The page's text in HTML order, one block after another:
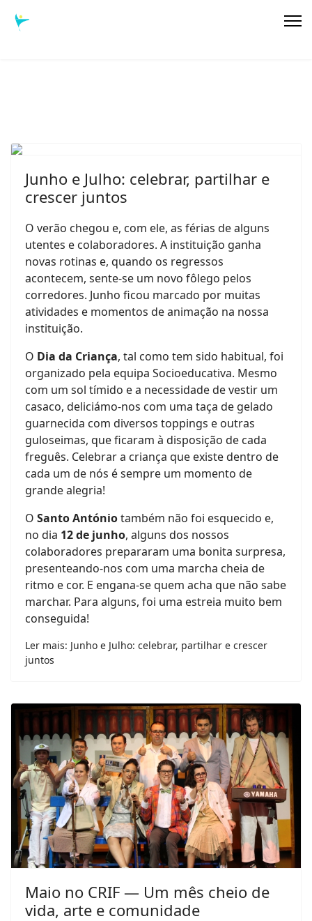
Junho e Julho: celebrar, partilhar e
crescer juntos
O verão chegou e, com ele, as férias de alguns
utentes e colaboradores. A instituição ganha
novas rotinas e, quando os regressos
acontecem, sente-se um novo fôlego pelos
corredores. Junho ficou marcado por muitas
atividades e momentos de animação na nossa
instituição.
O Dia da Criança, tal como tem sido habitual, foi
organizado pela equipa Socioeducativa. Mesmo
com um sol tímido e a necessidade de vestir um
casaco, deliciámo-nos com uma taça de gelado
guarnecida com diversos toppings e outras
guloseimas, que ficaram à disposição de cada
freguês. Celebrar a criança que existe dentro de
cada um de nós é sempre um momento de
grande alegria!
O Santo Antóniotambém não foi esquecido e,
no dia 12 de junho, alguns dos nossos
colaboradores prepararam uma bonita surpresa,
presenteando-nos com uma marcha cheia de
ritmo e cor. E engana-se quem acha que não sabe
marchar. Para alguns, foi uma estreia muito bem
conseguida!
Ler mais: Junho e Julho: celebrar, partilhar e crescer
juntos
Maio no CRIF — Um mês cheio de
vida, arte e comunidade